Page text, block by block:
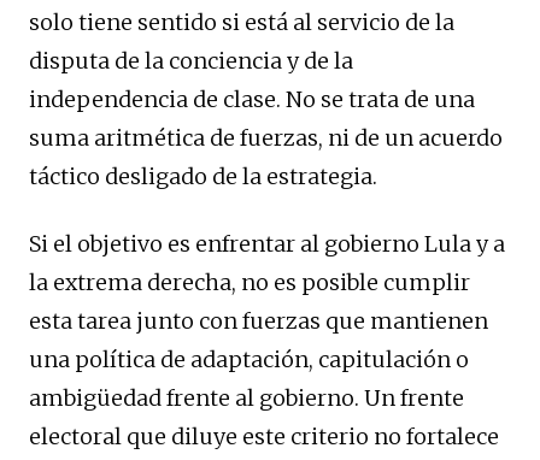
solo tiene sentido si está al servicio de la
disputa de la conciencia y de la
independencia de clase. No se trata de una
suma aritmética de fuerzas, ni de un acuerdo
táctico desligado de la estrategia.
Si el objetivo es enfrentar al gobierno Lula y a
la extrema derecha, no es posible cumplir
esta tarea junto con fuerzas que mantienen
una política de adaptación, capitulación o
ambigüedad frente al gobierno. Un frente
electoral que diluye este criterio no fortalece